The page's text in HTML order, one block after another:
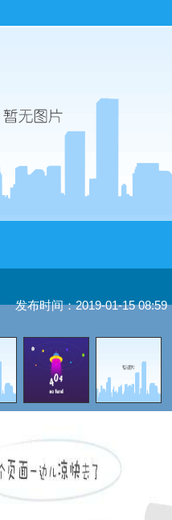
发布时间：2019-01-15 08:59